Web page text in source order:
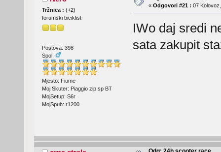
Tržnica : (+2)
forumski biciklist
Postova: 398
Spol:
Mjesto: Fiume
Moj Skuter: Piaggio zip sp BT
MojSetup: S6r
MojSpuh: r1200
« Odgovori #21 : 07
IWo daj sredi
sata zakupit